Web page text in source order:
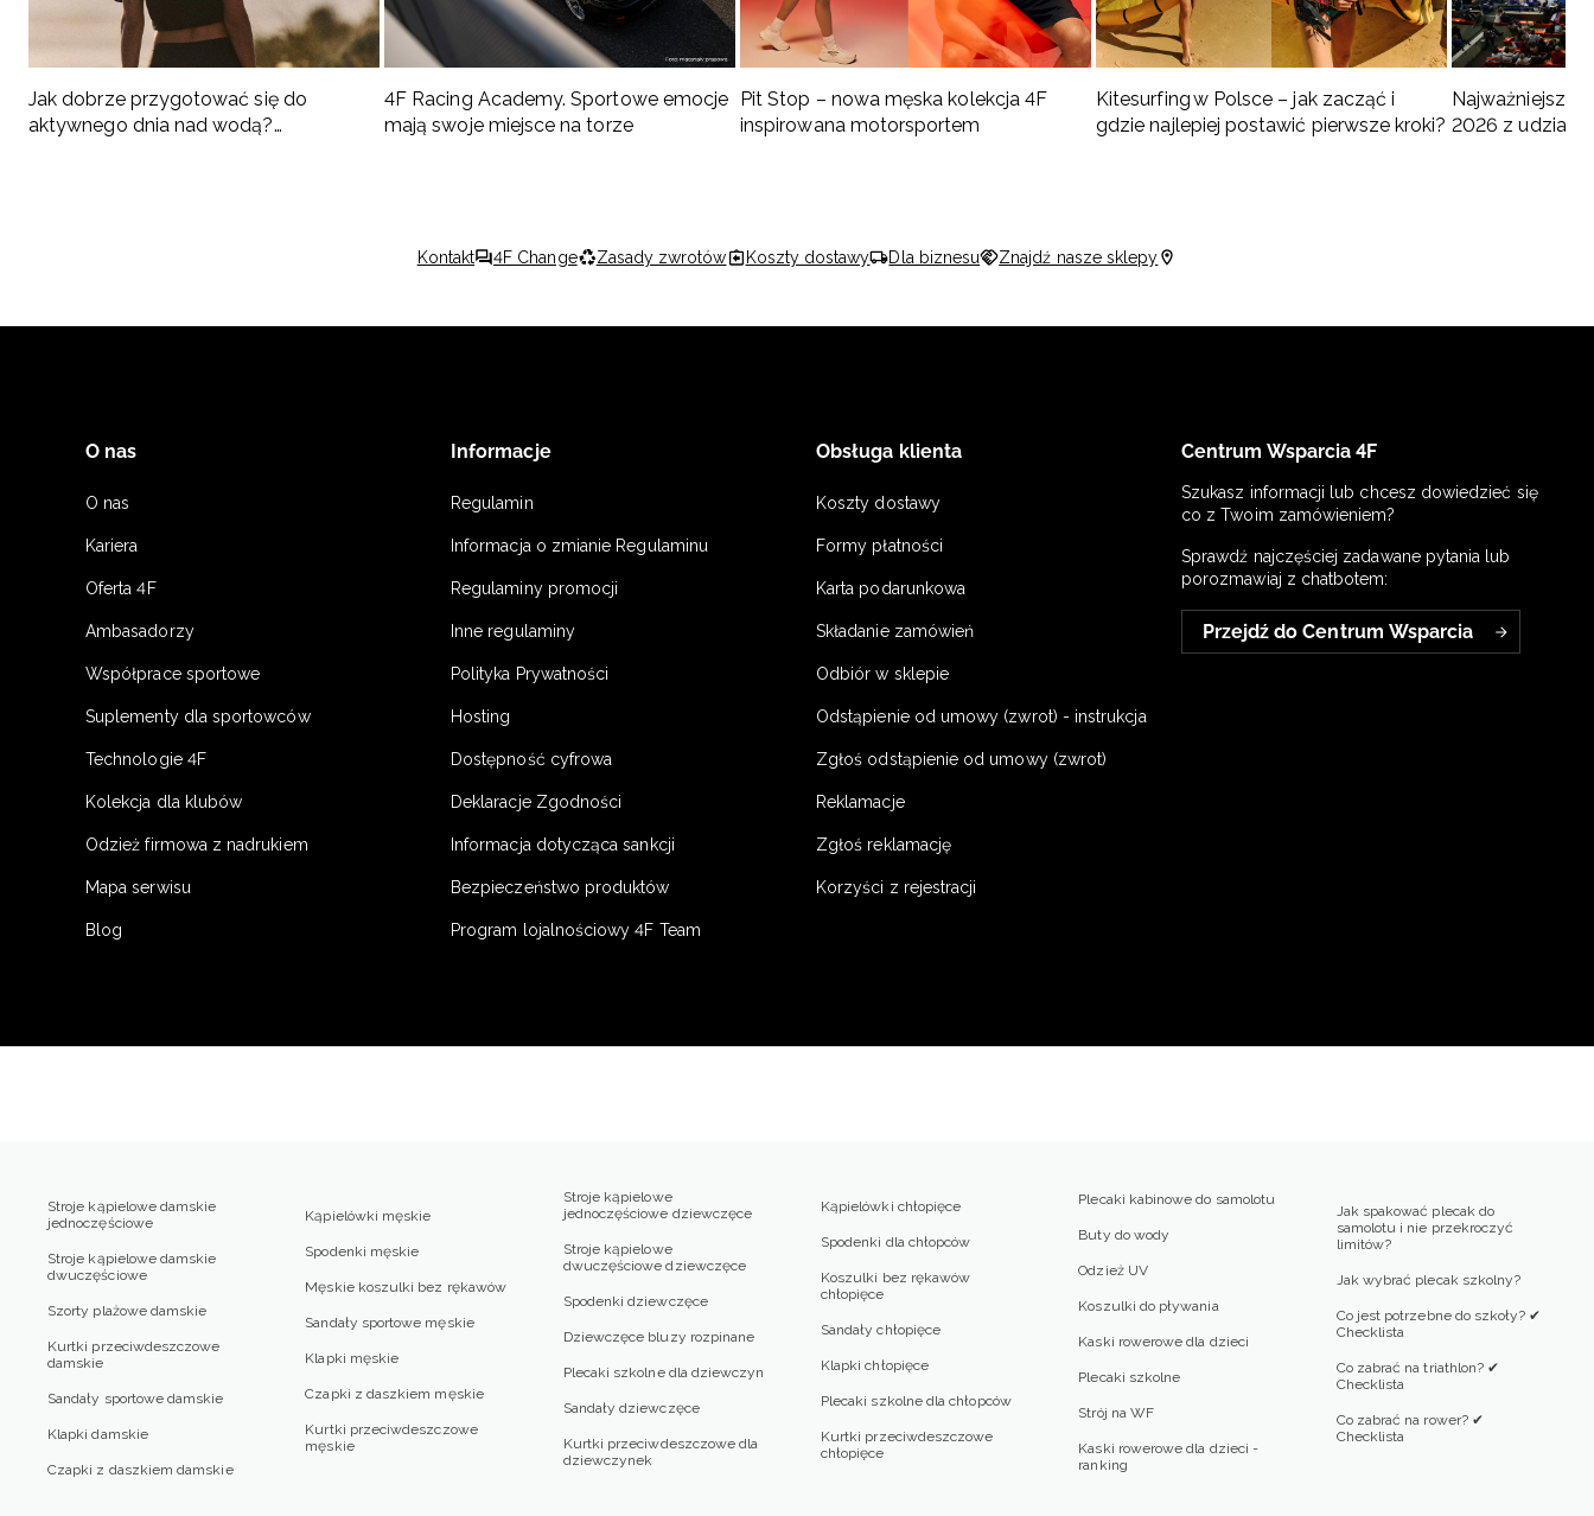
Jak dobrze przygotować się do
aktywnego dnia nad wodą?
4F Racing Academy. Sportowe emocje
mają swoje miejsce na torze
Pit Stop – nowa męska kolekcja 4F
inspirowana motorsportem
Kitesurfing w Polsce – jak zacząć i
gdzie najlepiej postawić pierwsze kroki?
Najważniejsze
2026 z
Kontakt 4F Change Zasady zwrotów Koszty dostawy Dla biznesu Znajdź nasze sklepy
O nas
O nas
Kariera
Oferta 4F
Ambasadorzy
Współprace sportowe
Suplementy dla sportowców
Technologie 4F
Kolekcja dla klubów
Odzież firmowa z nadrukiem
Mapa serwisu
Blog
Informacje
Regulamin
Informacja o zmianie Regulaminu
Regulaminy promocji
Inne regulaminy
Polityka Prywatności
Hosting
Dostępność cyfrowa
Deklaracje Zgodności
Informacja dotycząca sankcji
Bezpieczeństwo produktów
Program lojalnościowy 4F Team
Obsługa klienta
Koszty dostawy
Formy płatności
Karta podarunkowa
Składanie zamówień
Odbiór w sklepie
Odstąpienie od umowy (zwrot) - instrukcja
Zgłoś odstąpienie od umowy (zwrot)
Reklamacje
Zgłoś reklamację
Korzyści z rejestracji
Centrum Wsparcia 4F
Szukasz informacji lub chcesz dowiedzieć się
co z Twoim zamówieniem?
Sprawdź najczęściej zadawane pytania lub
porozmawiaj z chatbotem:
Przejdź do Centrum Wsparcia
Stroje kąpielowe damskie
jednoczęściowe
Stroje kąpielowe damskie
dwuczęściowe
Szorty plażowe damskie
Kurtki przeciwdeszczowe
damskie
Sandały sportowe damskie
Klapki damskie
Czapki z daszkiem damskie
Kąpielówki męskie
Spodenki męskie
Męskie koszulki bez rękawów
Sandały sportowe męskie
Klapki męskie
Czapki z daszkiem męskie
Kurtki przeciwdeszczowe
męskie
Stroje kąpielowe
jednoczęściowe dziewczęce
Stroje kąpielowe
dwuczęściowe dziewczęce
Spodenki dziewczęce
Dziewczęce bluzy rozpinane
Plecaki szkolne dla dziewczyn
Sandały dziewczęce
Kurtki przeciwdeszczowe dla
dziewczynek
Kąpielówki chłopięce
Spodenki dla chłopców
Koszulki bez rękawów
chłopięce
Sandały chłopięce
Klapki chłopięce
Plecaki szkolne dla chłopców
Kurtki przeciwdeszczowe
chłopięce
Plecaki kabinowe do samolotu
Buty do wody
Odzież UV
Koszulki do pływania
Kaski rowerowe dla dzieci
Plecaki szkolne
Strój na WF
Kaski rowerowe dla dzieci -
ranking
Jak spakować plecak do
samolotu i nie przekroczyć
limitów?
Jak wybrać plecak szkolny?
Co jest potrzebne do szkoły? ✔
Checklista
Co zabrać na triathlon? ✔
Checklista
Co zabrać na rower? ✔
Checklista